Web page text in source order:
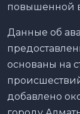
повышенной
Данные об
основаны на
добавлено